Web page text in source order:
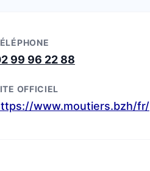
99 96 22 88
OFFICIEL
www.moutiers.bzh/fr/